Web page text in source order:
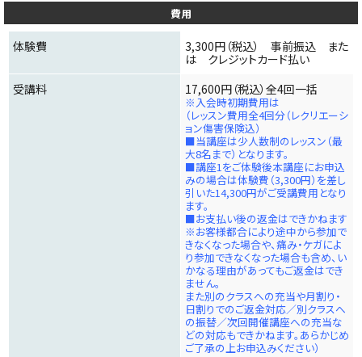
費用
体験費
3,300円（税込） 事前振込 また
は クレジットカード払い
受講料
17,600円（税込）全4回一括
※入会時初期費用は
（レッスン費用全4回分（レクリエーシ
ョン傷害保険込）
■当講座は少人数制のレッスン（最
大8名まで）となります。
■講座1をご体験後本講座にお申込
みの場合は体験費（3,300円）を差し
引いた14,300円がご受講費用となり
ます。
■お支払い後の返金はできかねます
※お客様都合により途中から参加で
きなくなった場合や、痛み・ケガによ
り参加できなくなった場合も含め、い
かなる理由があってもご返金はでき
ません。
また別のクラスへの充当や月割り・
日割りでのご返金対応／別クラスへ
の振替／次回開催講座への充当な
どの対応もできかねます。あらかじめ
ご了承の上お申込みください）